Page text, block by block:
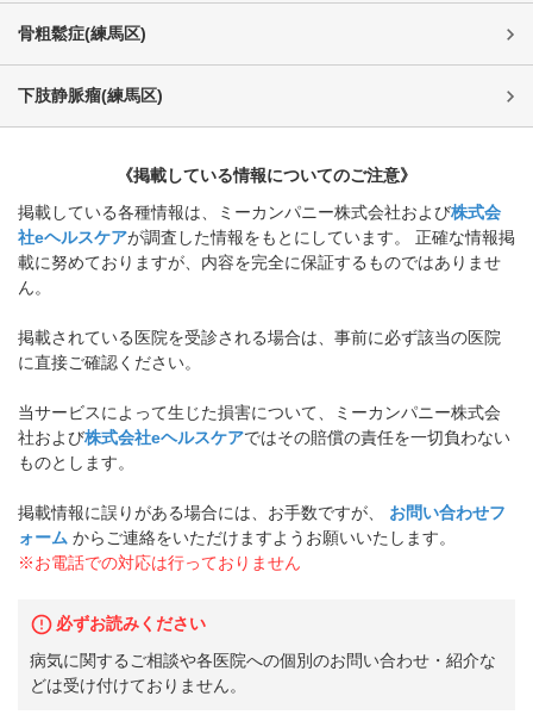
骨粗鬆症(練馬区)
下肢静脈瘤(練馬区)
《掲載している情報についてのご注意》
掲載している各種情報は、ミーカンパニー株式会社および株式会
社eヘルスケアが調査した情報をもとにしています。 正確な情報掲
載に努めておりますが、内容を完全に保証するものではありませ
ん。
掲載されている医院を受診される場合は、事前に必ず該当の医院
に直接ご確認ください。
当サービスによって生じた損害について、ミーカンパニー株式会
社および株式会社eヘルスケアではその賠償の責任を一切負わない
ものとします。
掲載情報に誤りがある場合には、お手数ですが、
お問い合わせフ
ォーム からご連絡をいただけますようお願いいたします。
※お電話での対応は行っておりません
必ずお読みください
病気に関するご相談や各医院への個別のお問い合わせ・紹介な
どは受け付けておりません。